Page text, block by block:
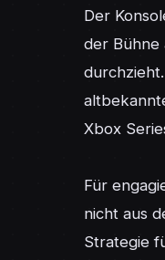
Der
der Bühne
Xbox
Für
nicht aus
Strategie